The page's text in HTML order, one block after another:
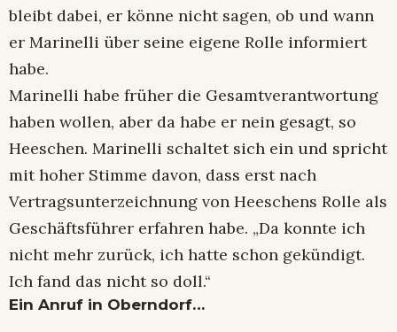
bleibt dabei, er könne nicht sagen, ob und wann
er Marinelli über seine eigene Rolle informiert
habe.
Marinelli habe früher die Gesamtverantwortung
haben wollen, aber da habe er nein gesagt, so
Heeschen. Marinelli schaltet sich ein und spricht
mit hoher Stimme davon, dass erst nach
Vertragsunterzeichnung von Heeschens Rolle als
Geschäftsführer erfahren habe. „Da konnte ich
nicht mehr zurück, ich hatte schon gekündigt.
Ich fand das nicht so doll.“
Ein Anruf in Oberndorf…